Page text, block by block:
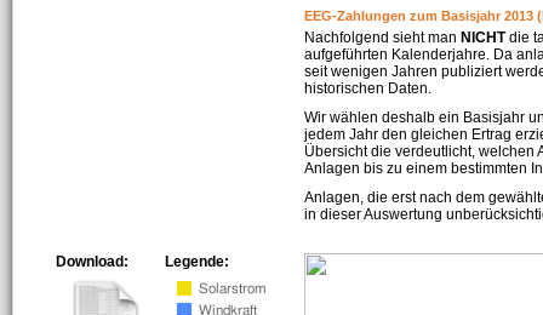
EEG-Zahlungen zum Basisjahr 2013
Nachfolgend sieht man NICHTdie
aufgeführten Kalenderjahre. Da
seit wenigen Jahren publiziert
historischen Daten.
Wir wählen deshalb ein Basisjahr
jedem Jahr den gleichen Ertrag
Übersicht die verdeutlicht, welchen
Anlagen bis zu einem bestimmten
Anlagen, die erst nach dem
in dieser Auswertung
Legende:
Download: